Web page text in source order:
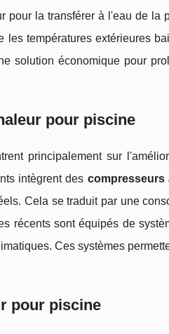
pour la transférer à l'eau de la
températures extérieures
solution économique pour
pour piscine
principalement sur
intègrent des compresseurs
Cela se traduit par une
récents sont équipés de
Ces systèmes
pour piscine